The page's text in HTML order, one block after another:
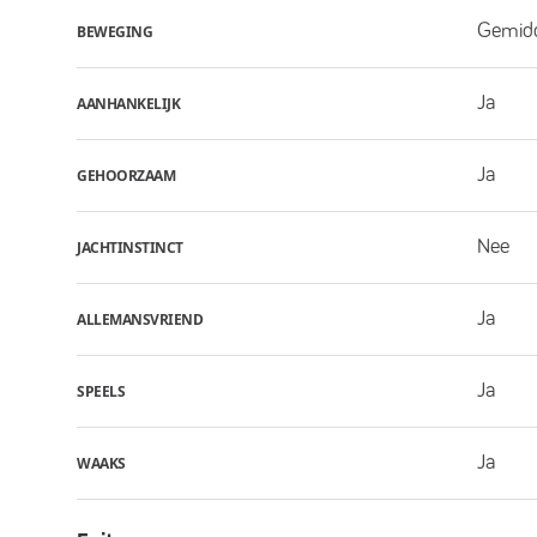
BEWEGING
AANHANKELIJK Ja
GEHOORZAAM Ja
JACHTINSTINCT Nee
ALLEMANSVRIEND Ja
SPEELS Ja
WAAKS Ja